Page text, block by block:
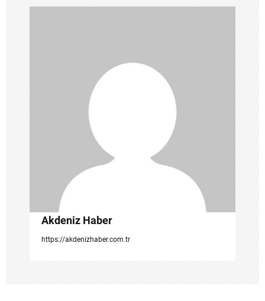
e
z
i
n
m
e
s
i
Akdeniz Haber
https://akdenizhaber.com.tr